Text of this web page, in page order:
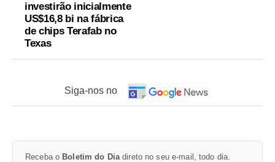
investirão inicialmente
US$16,8 bi na fábrica
de chips Terafab no
Texas
Siga-nos no
Receba o Boletim do Dia direto no seu e-mail, todo dia.